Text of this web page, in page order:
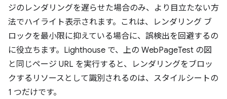
ジのレンダリングを遅らせた場合のみ、より目立たない方
法でハイライト表示されます。これは、レンダリング ブ
ロックを最小限に抑えている場合に、誤検出を回避するの
に役立ちます。Lighthouse で、上の WebPageTest の図
と同じページ URL を実行すると、レンダリングをブロッ
クするリソースとして識別されるのは、スタイルシートの
1 つだけです。